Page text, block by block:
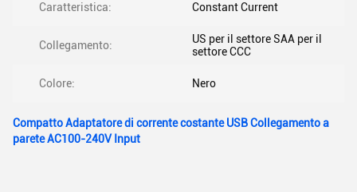
Caratteristica: Constant Current
Collegamento:
US per il settore SAA per il
settore CCC
Colore: Nero
Compatto Adaptatore di corrente costante USB Collegamento a
parete AC100-240V Input